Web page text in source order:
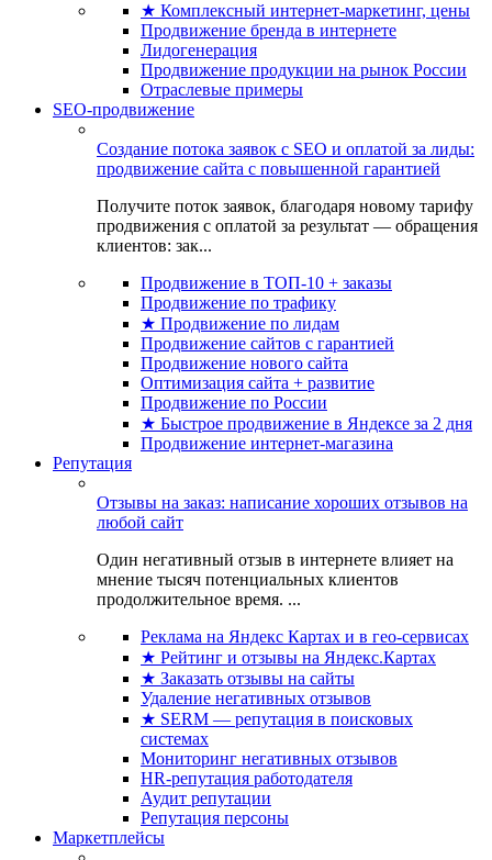
★ Комплексный интернет-маркетинг, цены
Продвижение бренда в интернете
Лидогенерация
Продвижение продукции на рынок России
Отраслевые примеры
SEO-продвижение
Создание потока заявок с SEO и оплатой за лиды:
продвижение сайта с повышенной гарантией
Получите поток заявок, благодаря новому тарифу
продвижения с оплатой за результат — обращения
клиентов: зак...
Продвижение в ТОП-10 + заказы
Продвижение по трафику
★ Продвижение по лидам
Продвижение сайтов с гарантией
Продвижение нового сайта
Оптимизация сайта + развитие
Продвижение по России
★ Быстрое продвижение в Яндексе за 2 дня
Продвижение интернет-магазина
Репутация
Отзывы на заказ: написание хороших отзывов на
любой сайт
Один негативный отзыв в интернете влияет на
мнение тысяч потенциальных клиентов
продолжительное время. ...
Реклама на Яндекс Картах и в гео-сервисах
★ Рейтинг и отзывы на Яндекс.Картах
★ Заказать отзывы на сайты
Удаление негативных отзывов
★ SERM — репутация в поисковых
системах
Мониторинг негативных отзывов
HR-репутация работодателя
Аудит репутации
Репутация персоны
Маркетплейсы